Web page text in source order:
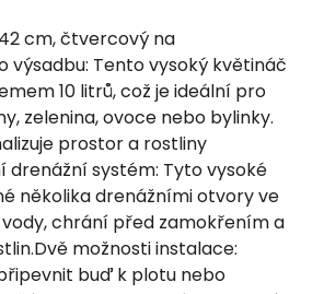
cm, čtvercový na
Tento vysoký květináč
10 litrů, což je ideální pro
zelenina, ovoce nebo bylinky.
prostor a rostliny
systém: Tyto vysoké
několika drenážními otvory ve
chrání před zamokřením a
možnosti instalace:
buď k plotu nebo